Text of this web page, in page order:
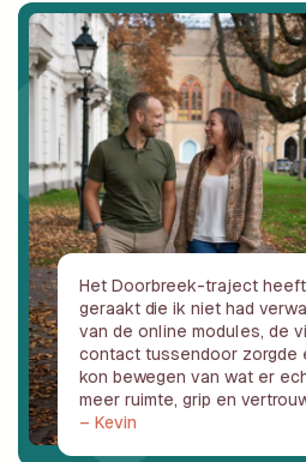
Het Doorbreek-traject
geraakt die ik niet had
van de online modules, de
contact tussendoor zorgde
kon bewegen van wat er
meer ruimte, grip en
– Kevin